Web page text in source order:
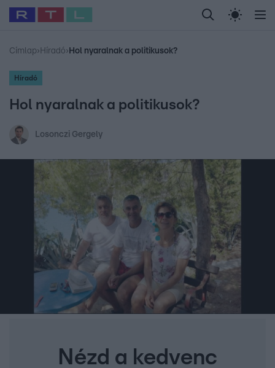
Legfrissebb RTL Híradó Randi Celeb vagyok,
Babits Marcella Most Wanted Gallusz
Címlap› Híradó› Hol nyaralnak a politikusok?
Híradó
Hol nyaralnak a politikusok?
Losonczi Gergely
Nézd a kedvenc